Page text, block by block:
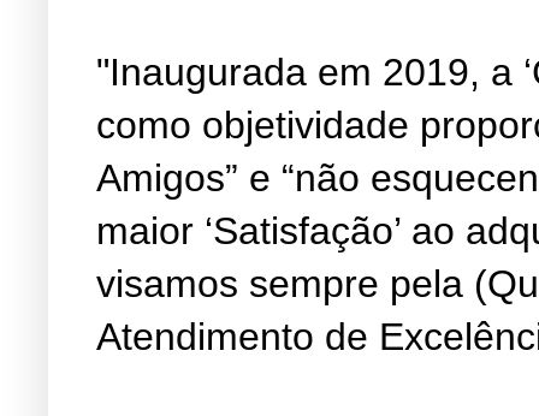
"Inaugurada em 2019, a
como objetividade
Amigos” e “não
maior ‘Satisfação’ ao
visamos sempre pela
Atendimento de